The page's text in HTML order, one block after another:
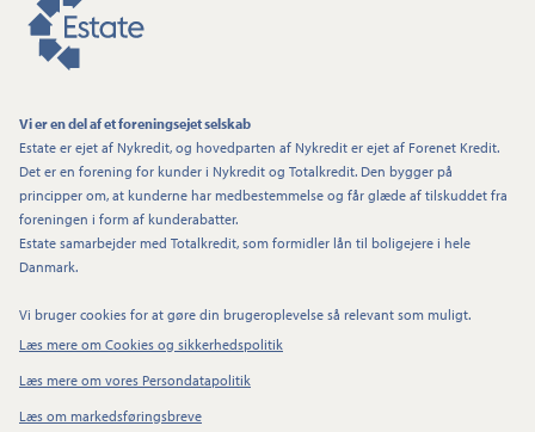
Vi er en del af et foreningsejet selskab
Estate er ejet af Nykredit, og hovedparten af Nykredit er ejet af Forenet Kredit.
Det er en forening for kunder i Nykredit og Totalkredit. Den bygger på
principper om, at kunderne har medbestemmelse og får glæde af tilskuddet fra
foreningen i form af kunderabatter.
Estate samarbejder med Totalkredit, som formidler lån til boligejere i hele
Danmark.
Vi bruger cookies for at gøre din brugeroplevelse så relevant som muligt.
Læs mere om Cookies og sikkerhedspolitik
Læs mere om vores Persondatapolitik
Læs om markedsføringsbreve